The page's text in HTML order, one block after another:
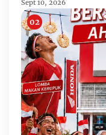
Sept 10, 2026